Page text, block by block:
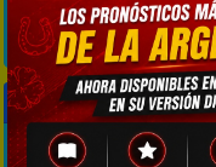
9. ----
10. ----
----